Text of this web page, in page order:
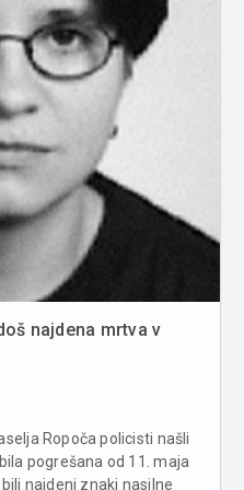
najdena mrtva v
Ropoča policisti našli
pogrešana od 11. maja
najdeni znaki nasilne